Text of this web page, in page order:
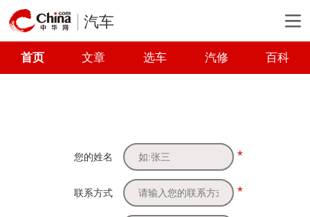
汽车
首页 文章 选车 汽修 百科
您的姓名 *
联系方式 *